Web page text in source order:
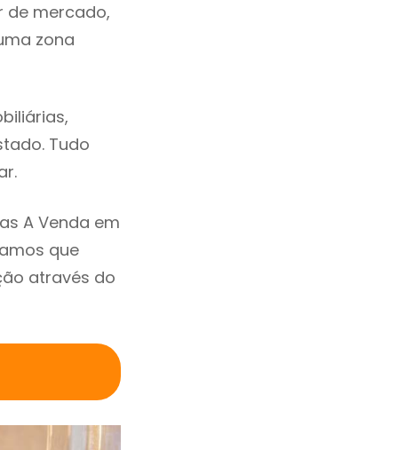
de mercado,
zona
Tudo
A Venda em
que
através do